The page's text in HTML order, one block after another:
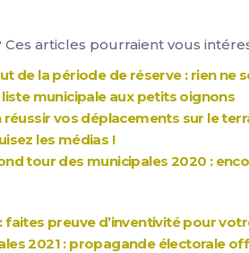
Ces articles pourraient vous
de la période de réserve : rien ne
liste municipale aux petits oignons
réussir vos déplacements sur le
les médias !
tour des municipales 2020 :
faites preuve d’inventivité pour
2021 : propagande électorale